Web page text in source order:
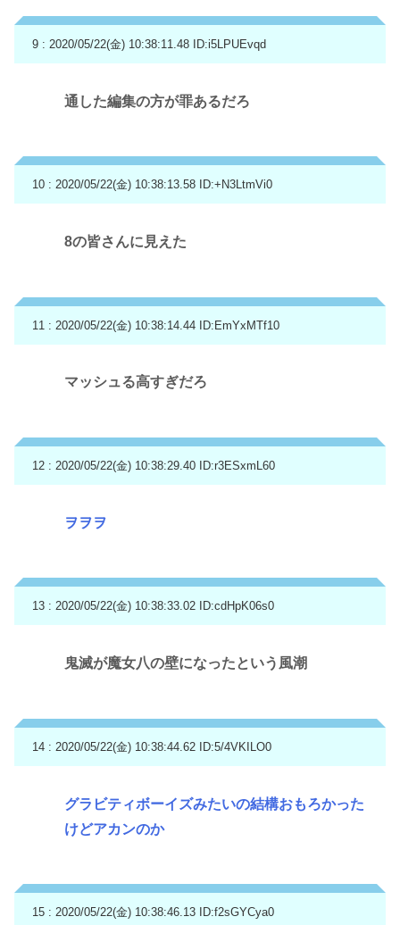
9 : 2020/05/22(金) 10:38:11.48 ID:i5LPUEvqd
通した編集の方が罪あるだろ
10 : 2020/05/22(金) 10:38:13.58 ID:+N3LtmVi0
8の皆さんに見えた
11 : 2020/05/22(金) 10:38:14.44 ID:EmYxMTf10
マッシュる高すぎだろ
12 : 2020/05/22(金) 10:38:29.40 ID:r3ESxmL60
ヲヲヲ
13 : 2020/05/22(金) 10:38:33.02 ID:cdHpK06s0
鬼滅が魔女八の壁になったという風潮
14 : 2020/05/22(金) 10:38:44.62 ID:5/4VKILO0
グラビティボーイズみたいの結構おもろかった
けどアカンのか
15 : 2020/05/22(金) 10:38:46.13 ID:f2sGYCya0